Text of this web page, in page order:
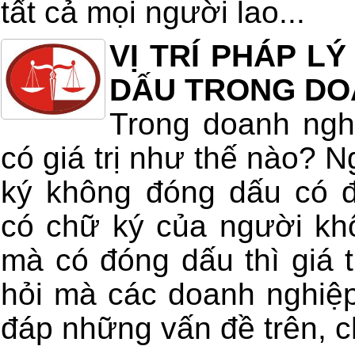
tất cả mọi người lao...
VỊ TRÍ PHÁP
DẤU TRONG
Trong doanh
có giá trị như thế nào?
ký không đóng dấu có
có chữ ký của người
mà có đóng dấu thì giá
hỏi mà các doanh
đáp những vấn đề trên,